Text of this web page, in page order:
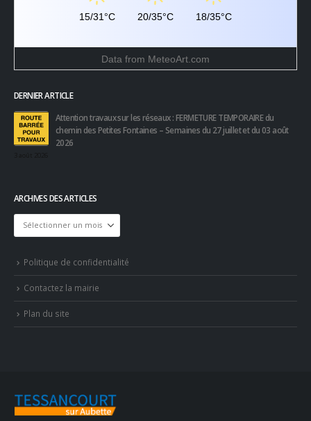
15/31°C 20/35°C 18/35°C
Data from MeteoArt.com
DERNIER ARTICLE
Attention travaux sur les réseaux : FERMETURE TEMPORAIRE du
chemin des Petites Fontaines – Semaines du 27 juillet et du 03 août
2026
ARCHIVES DES ARTICLES
Archives
des
Politique de confidentialité
Contactez la mairie
Plan du site